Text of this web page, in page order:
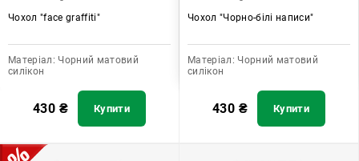
Чохол "face graffiti"
Матеріал: Чорний матовий
силікон
430 ₴ Купити
Чохол "Чорно-білі написи"
Матеріал: Чорний матовий
силікон
430 ₴ Купити